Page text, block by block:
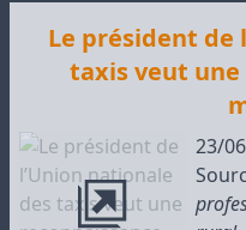
Le président de
taxis veut une
23/